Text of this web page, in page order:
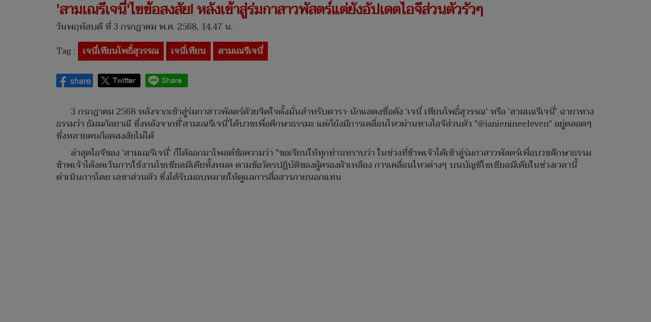
'สามเณรีเจนี่'ไขข้อสงสัย! หลังเข้าสู่ร่มกาสาวพัสตร์แต่ยังอัปเดตไอจีส่วนตัวรัวๆ
วันพฤหัสบดี ที่ 3 กรกฎาคม พ.ศ. 2568, 14.47 น.
Tag : เจนี่เทียนโพธิ์สุวรรณ เจนี่เทียน สามเณรีเจนี่
3 กรกฎาคม 2568 หลังจากเข้าสู่ร่มกาสาวพัสตร์ด้วยจิตใจตั้งมั่นสำหรับดารา-นักแสดงชื่อดัง 'เจนี่ เทียนโพธิ์สุวรรณ' หรือ 'สามเณรีเจนี่' ฉายาทาง
ธรรมว่า ธัมมกัลยาณี ซึ่งหลังจากที่'สามเณรีเจนี่'ได้บวชเพื่อศึกษาธรรมะ แต่ก็ยังมีการเคลื่อนไหวผ่านทางไอจีส่วนตัว "@janienineeleven" อยู่ตลอดๆ
ซึ่งหลายคนก็อดสงสัยไม่ได้
ล่าสุดไอจีของ 'สามเณรีเจนี่' ก็ได้ออกมาโพสต์ข้อความว่า "ขอเรียนให้ทุกท่านทราบว่า ในช่วงที่ข้าพเจ้าได้เข้าสู่ร่มกาสาวพัสตร์เพื่อบวชศึกษาธรรม
ข้าพเจ้าได้งดเว้นการใช้งานโซเชียลมีเดียทั้งหมด ตามข้อวัตรปฏิบัติของผู้ครองผ้าเหลือง การเคลื่อนไหวต่างๆ บนบัญชีโซเชียลมีเดียในช่วงเวลานี้
ดำเนินการโดย เลขาส่วนตัว ซึ่งได้รับมอบหมายให้ดูแลการสื่อสารภายนอกแทน